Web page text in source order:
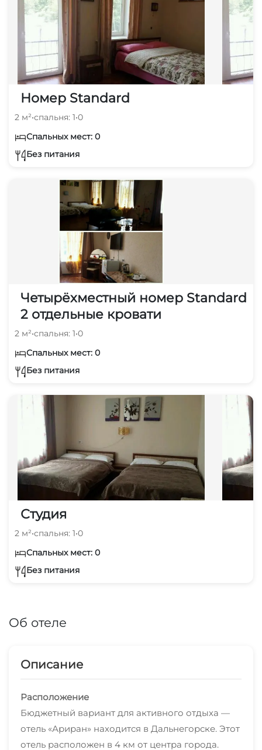
Номер Standard
2 м²•спальня: 1•0
Спальных мест: 0
Без питания
Четырёхместный номер Standard
2 отдельные кровати
2 м²•спальня: 1•0
Спальных мест: 0
Без питания
Студия
2 м²•спальня: 1•0
Спальных мест: 0
Без питания
Об отеле
Описание
Расположение
Бюджетный вариант для активного отдыха —
отель «Ариран» находится в Дальнегорске. Этот
отель расположен в 4 км от центра города.